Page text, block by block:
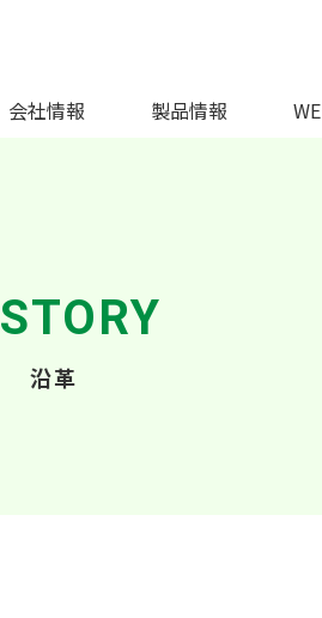
会社情報 製品情報
沿革